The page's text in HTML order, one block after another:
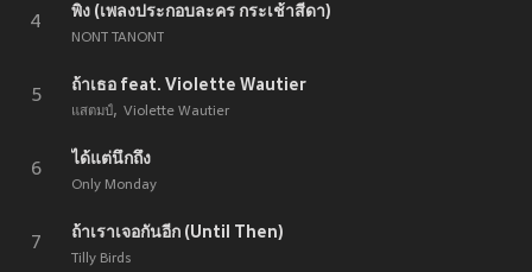
4
พิง (เพลงประกอบละคร กระเช้าสีดา)
NONT TANONT
5
ถ้าเธอ feat. Violette Wautier
แสตมป์ Violette Wautier
6
ได้แต่นึกถึง
Only Monday
7
ถ้าเราเจอกันอีก (Until Then)
Tilly Birds